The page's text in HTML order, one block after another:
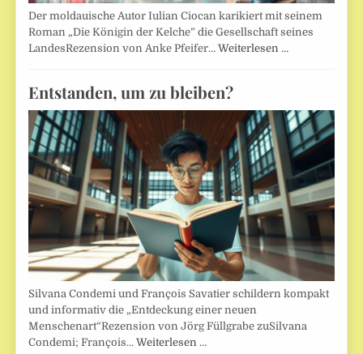
Der moldauische Autor Iulian Ciocan karikiert mit seinem
Roman „Die Königin der Kelche” die Gesellschaft seines
LandesRezension von Anke Pfeifer…Weiterlesen …
Entstanden, um zu bleiben?
Silvana Condemi und François Savatier schildern kompakt
und informativ die „Entdeckung einer neuen
Menschenart“Rezension von Jörg Füllgrabe zuSilvana
Condemi; François…Weiterlesen …